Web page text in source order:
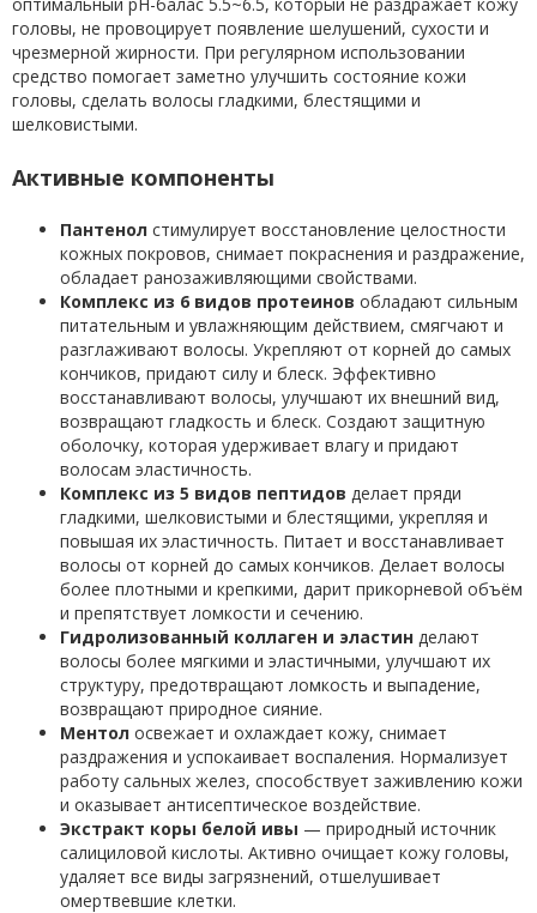
головы, не провоцирует появление шелушений, сухости и
чрезмерной жирности. При регулярном использовании
средство помогает заметно улучшить состояние кожи
головы, сделать волосы гладкими, блестящими и
шелковистыми.
Активные компоненты
Пантенол стимулирует восстановление целостности
кожных покровов, снимает покраснения и раздражение,
обладает ранозаживляющими свойствами.
Комплекс из 6 видов протеинов обладают сильным
питательным и увлажняющим действием, смягчают и
разглаживают волосы. Укрепляют от корней до самых
кончиков, придают силу и блеск. Эффективно
восстанавливают волосы, улучшают их внешний вид,
возвращают гладкость и блеск. Создают защитную
оболочку, которая удерживает влагу и придают
волосам эластичность.
Комплекс из 5 видов пептидов делает пряди
гладкими, шелковистыми и блестящими, укрепляя и
повышая их эластичность. Питает и восстанавливает
волосы от корней до самых кончиков. Делает волосы
более плотными и крепкими, дарит прикорневой объём
и препятствует ломкости и сечению.
Гидролизованный коллаген и эластин делают
волосы более мягкими и эластичными, улучшают их
структуру, предотвращают ломкость и выпадение,
возвращают природное сияние.
Ментол освежает и охлаждает кожу, снимает
раздражения и успокаивает воспаления. Нормализует
работу сальных желез, способствует заживлению кожи
и оказывает антисептическое воздействие.
Экстракт коры белой ивы — природный источник
салициловой кислоты. Активно очищает кожу головы,
удаляет все виды загрязнений, отшелушивает
омертвевшие клетки.